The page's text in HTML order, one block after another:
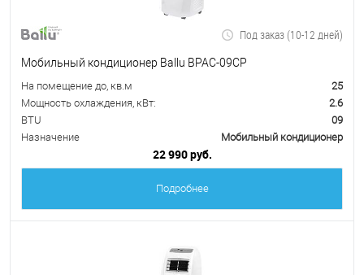
Под заказ (10-12 дней)
Мобильный кондиционер Ballu BPAC-09CP
На помещение до, кв.м
25
Мощность охлаждения, кВт:
2.6
BTU
09
Назначение
Мобильный кондиционер
22 990 руб.
Подробнее